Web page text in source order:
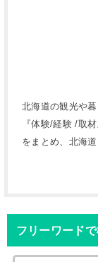
北海道の観光や
『体験/経験 /取
をまとめ、北海
フリーワード